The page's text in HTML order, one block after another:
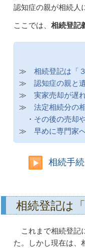
認知症の親が相続人
ここでは、 相続登記
≫ 相続登記は「
≫ 認知症の親と
≫ 実家売却が遅
≫ 法定相続分の
・ その後の売却
≫ 早めに専門家
相続手
相続登記は
これまで相続登記
た。しかし現在は、